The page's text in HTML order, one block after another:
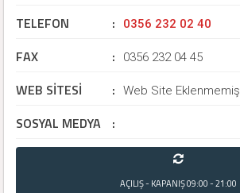
TELEFON : 0356 232 02 40
FAX : 0356 232 04 45
WEB SİTESİ : Web Site Eklenmemiş
SOSYAL MEDYA :
AÇILIŞ - KAPANIŞ09:00 - 21:00